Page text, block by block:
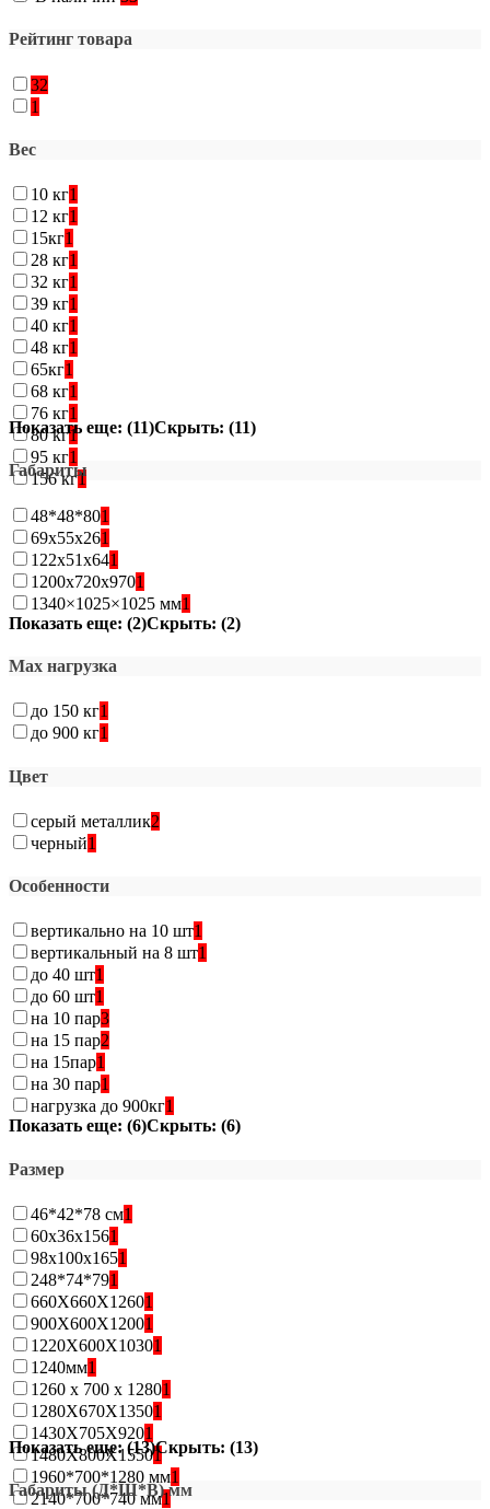
Рейтинг товара
32
1
Вес
10 кг1
12 кг1
15кг1
28 кг1
32 кг1
39 кг1
40 кг1
48 кг1
65кг1
68 кг1
76 кг1
80 кг1
95 кг1
156 кг1
Показать еще: (11)Скрыть: (11)
Габариты
48*48*801
69х55х261
122х51х641
1200х720х9701
1340×1025×1025 мм1
Показать еще: (2)Скрыть: (2)
Max нагрузка
до 150 кг1
до 900 кг1
Цвет
серый металлик2
черный1
Особенности
вертикально на 10 шт1
вертикальный на 8 шт1
до 40 шт1
до 60 шт1
на 10 пар3
на 15 пар2
на 15пар1
на 30 пар1
нагрузка до 900кг1
Показать еще: (6)Скрыть: (6)
Размер
46*42*78 см1
60х36x1561
98х100х1651
248*74*791
660Х660Х12601
900Х600Х12001
1220Х600Х10301
1240мм1
1260 х 700 х 12801
1280Х670Х13501
1430Х705Х9201
1480Х800Х15501
1960*700*1280 мм1
2140*700*740 мм1
Показать еще: (13)Скрыть: (13)
Габариты (Д*Ш*В) мм